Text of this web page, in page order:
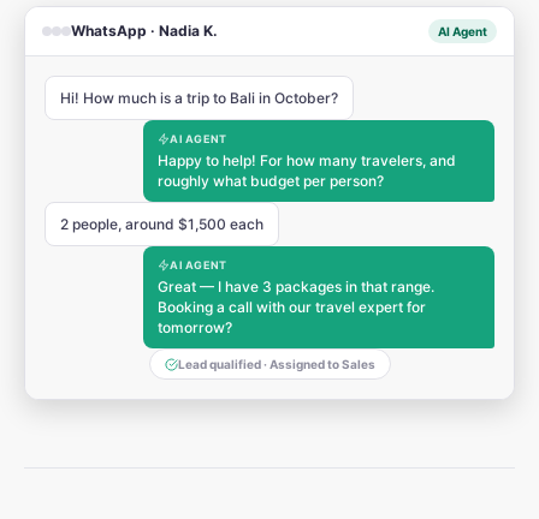
WhatsApp · Nadia K. AI Agent
Hi! How much is a trip to Bali in October?
AI AGENT
Happy to help! For how many travelers, and
roughly what budget per person?
2 people, around $1,500 each
AI AGENT
Great — I have 3 packages in that range.
Booking a call with our travel expert for
tomorrow?
Lead qualified · Assigned to Sales